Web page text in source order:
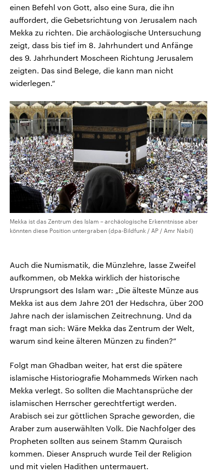
einen Befehl von Gott, also eine Sura, die ihn
auffordert, die Gebetsrichtung von Jerusalem nach
Mekka zu richten. Die archäologische Untersuchung
zeigt, dass bis tief im 8. Jahrhundert und Anfänge
des 9. Jahrhundert Moscheen Richtung Jerusalem
zeigten. Das sind Belege, die kann man nicht
widerlegen.“
Mekka ist das Zentrum des Islam – archäologische Erkenntnisse aber
könnten diese Position untergraben (dpa-Bildfunk / AP / Amr Nabil)
Auch die Numismatik, die Münzlehre, lasse Zweifel
aufkommen, ob Mekka wirklich der historische
Ursprungsort des Islam war: „Die älteste Münze aus
Mekka ist aus dem Jahre 201 der Hedschra, über 200
Jahre nach der islamischen Zeitrechnung. Und da
fragt man sich: Wäre Mekka das Zentrum der Welt,
warum sind keine älteren Münzen zu finden?“
Folgt man Ghadban weiter, hat erst die spätere
islamische Historiografie Mohammeds Wirken nach
Mekka verlegt. So sollten die Machtansprüche der
islamischen Herrscher gerechtfertigt werden.
Arabisch sei zur göttlichen Sprache geworden, die
Araber zum auserwählten Volk. Die Nachfolger des
Propheten sollten aus seinem Stamm Quraisch
kommen. Dieser Anspruch wurde Teil der Religion
und mit vielen Hadithen untermauert.